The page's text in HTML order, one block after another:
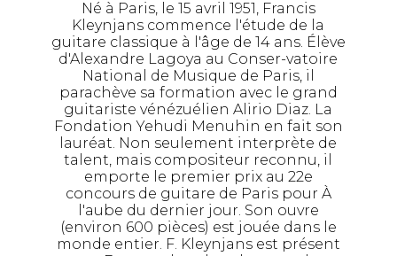
Né à Paris, le 15 avril 1951, Francis
Kleynjans commence l'étude de la
guitare classique à l'âge de 14 ans. Élève
d'Alexandre Lagoya au Conser-vatoire
National de Musique de Paris, il
parachève sa formation avec le grand
guitariste vénézuélien Alirio Diaz. La
Fondation Yehudi Menuhin en fait son
lauréat. Non seulement interprète de
talent, mais compositeur reconnu, il
emporte le premier prix au 22e
concours de guitare de Paris pour À
l'aube du dernier jour. Son ouvre
(environ 600 pièces) est jouée dans le
monde entier. F. Kleynjans est présent